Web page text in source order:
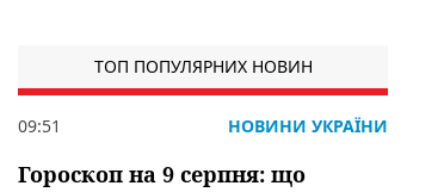
ТОП ПОПУЛЯРНИХ НОВИН
09:51 НОВИНИ УКРАЇНИ
Гороскоп на 9 серпня: що